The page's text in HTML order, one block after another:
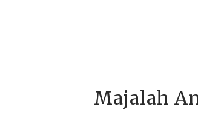
Majalah